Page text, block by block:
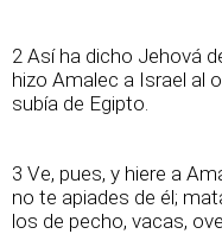
2 Así ha dicho Jehová
hizo Amalec a Israel al
subía de Egipto.
3 Ve, pues, y hiere a
no te apiades de él;
los de pecho, vacas,